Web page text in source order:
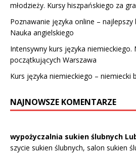
młodzieży. Kursy hiszpańskiego za
Poznawanie języka online – najlepszy
Nauka angielskiego
Intensywny kurs języka niemieckiego.
początkujących Warszawa
Kurs języka niemieckiego – niemiecki
NAJNOWSZE KOMENTARZE
wypożyczalnia sukien ślubnych
szycie sukien ślubnych, salon sukien